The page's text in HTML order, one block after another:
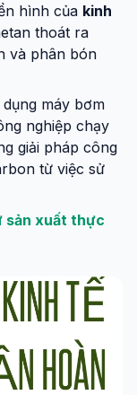
hình của kinh
thoát ra
và phân bón
dụng máy bơm
nghiệp chạy
giải pháp công
từ việc sử
sản xuất thực